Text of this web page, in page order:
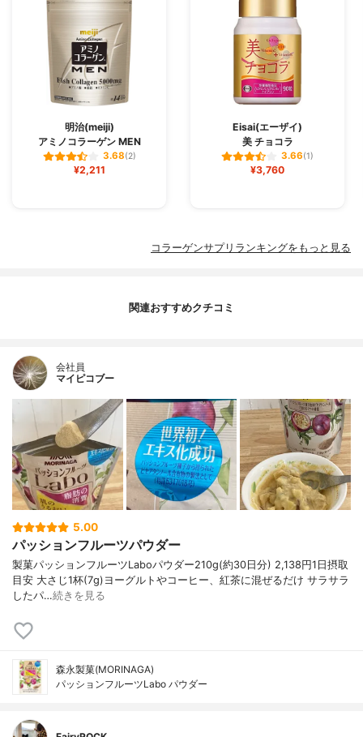
明治(meiji)
アミノコラーゲン MEN
3.68(2)
¥2,211
Eisai(エーザイ)
美 チョコラ
3.66(1)
¥3,760
コラーゲンサプリランキングをもっと見る
関連おすすめクチコミ
会社員
マイピコブー
5.00
パッションフルーツパウダー
製菓パッションフルーツLaboパウダー210g(約30日分) 2,138円1日摂取
目安 大さじ1杯(7g)ヨーグルトやコーヒー、紅茶に混ぜるだけ サラサラ
したパ…続きを見る
森永製菓(MORINAGA)
パッションフルーツLabo パウダー